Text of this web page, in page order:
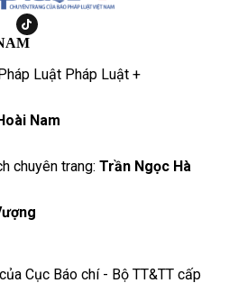
Luật Pháp Luật +
Nam
chuyên trang: Trần Ngọc Hà
Cục Báo chí - Bộ TT&TT cấp